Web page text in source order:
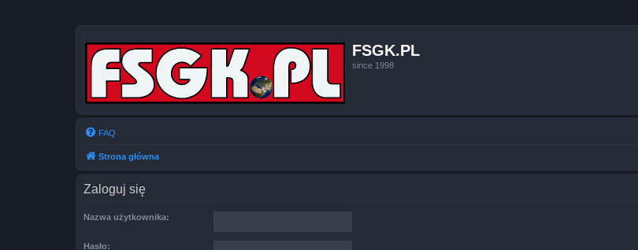
FSGK.PL
since 1998
FAQ
Strona główna
Zaloguj się
Nazwa użytkownika:
Hasło: